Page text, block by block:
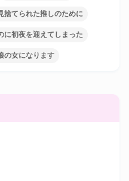
捨てられた推しのために
に初夜を迎えてしまった
の女になります